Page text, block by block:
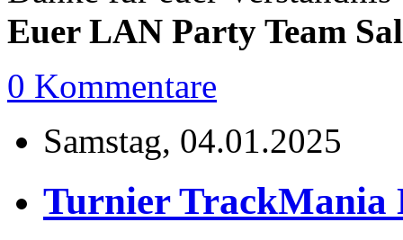
Euer LAN Party Team
0 Kommentare
Samstag, 04.01.2025
Turnier TrackMania